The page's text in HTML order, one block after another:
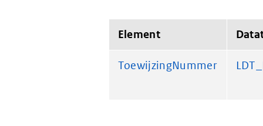
Element
ToewijzingNummer